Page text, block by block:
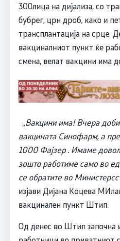
300лица на дијализа, со
бубрег, црн дроб, како и
трансплантација на срце.
вакциналниот пункт ќе
смена, велат вакцини има
„Вакцини има! Вчера
вакцината Синофарм, а
1000 Фајзер . Имаме
зошто работиме само во
се обратите во
изјави Дијана Коцева
вакцинален пункт Штип.
Од денес во Штип започна